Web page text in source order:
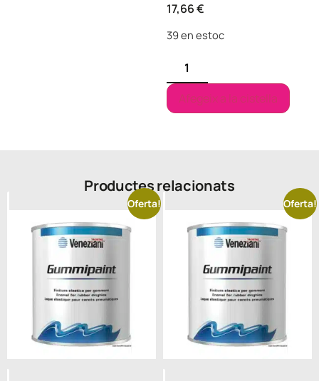
17,66€
39 en estoc
Afegeix a la cistella
Productes relacionats
Oferta! Oferta!